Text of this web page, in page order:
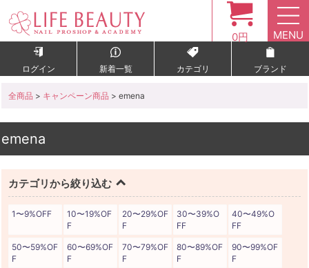
0円 MENU
ログイン 新着一覧 カテゴリ ブランド
全商品 > キャンペーン商品 > emena
emena
カテゴリから絞り込む
1〜9%OFF
10〜19%OF
F
20〜29%OF
F
30〜39%O
FF
40〜49%O
FF
50〜59%OF
F
60〜69%OF
F
70〜79%OF
F
80〜89%OF
F
90〜99%OF
F